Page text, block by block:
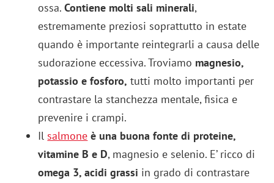
ossa.Contiene molti sali minerali,
estremamente preziosi soprattutto in estate
quando è importante reintegrarli a causa delle
sudorazione eccessiva. Troviamo magnesio,
potassio e fosforo, tutti molto importanti per
contrastare la stanchezza mentale, fisica e
prevenire i crampi.
Il salmone è una buona fonte di proteine,
vitamine B e D, magnesio e selenio. E’ ricco di
omega 3, acidi grassi in grado di contrastare